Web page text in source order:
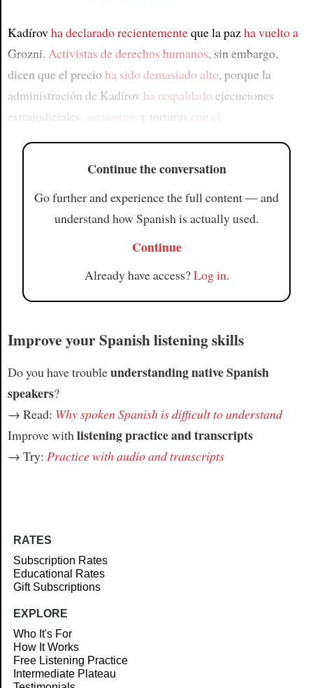
Kadírovha declarado recientementeque la pazha vuelto a
Grozni. Activistas de derechos humanos, sin embargo,
dicen que el precioha sido demasiado alto, porque la
administración de Kadírov ha respaldado ejecuciones
extrajudiciales, secuestros y torturas con el
Continue the conversation
Go further and experience the full content — and
understand how Spanish is actually used.
Continue
Already have access?Log in.
Improve your Spanish listening skills
Do you have troubleunderstanding native Spanish
speakers?
→ Read: Why spoken Spanish is difficult to understand
Improve with listening practice and transcripts
→ Try: Practice with audio and transcripts
RATES
Subscription Rates
Educational Rates
Gift Subscriptions
EXPLORE
Who It's For
How It Works
Free Listening Practice
Intermediate Plateau